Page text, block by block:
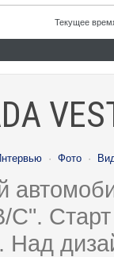
Текущее
· Фото ·
Над